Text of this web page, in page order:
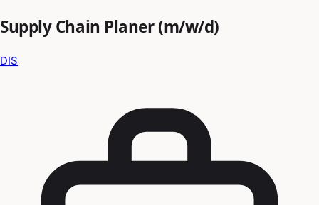
Supply Chain Planer (m/w/d)
DIS